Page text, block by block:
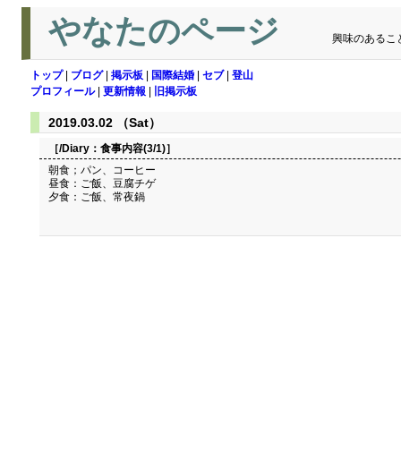
やなたのページ 興味のあるこ
トップ| ブログ| 掲示板 国際結婚 セブ| 登山
プロフィール| 更新情報 旧掲示板
2019.03.02 （Sat）
［/Diary： 食事内容(3/1)］
朝食；パン、コーヒー
昼食：ご飯、豆腐チゲ
夕食：ご飯、常夜鍋